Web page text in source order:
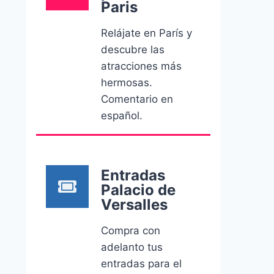
Paris
Relájate en París y
descubre las
atracciones más
hermosas.
Comentario en
español.
Entradas
Palacio de
Versalles
Compra con
adelanto tus
entradas para el